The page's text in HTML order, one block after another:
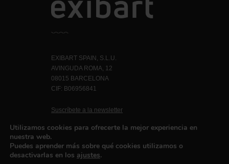
EXIBART SPAIN, S.L.U.
AVINGUDA ROMA, 12
08015 BARCELONA
CIF: B06956841
Suscríbete a la newsletter
Política de privacidad
Utilizamos cookies para ofrecerte la mejor experiencia en
nuestra web.
Puedes aprender más sobre qué cookies utilizamos o
desactivarlas en los ajustes.